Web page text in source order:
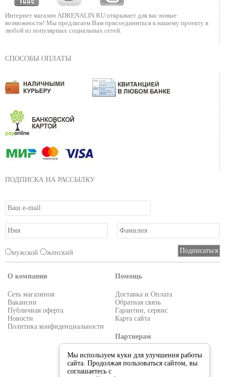
Интернет магазин ADRENALIN.RU открывает для вас новые
возможности! Мы предлагаем Вам присоединиться к нашему проекту в
любой из популярных социальных сетей.
СПОСОБЫ ОПЛАТЫ
ПОДПИСКА НА РАССЫЛКУ
мужской женский
О компании
Сеть магазинов
Вакансии
Публичная оферта
Новости
Политика конфиденциальности
Помощь
Доставка и Оплата
Обратная связь
Гарантии, сервис
Карта сайта
Партнерам
Условия работы
Реквизиты
Мы используем куки для улучшения работы
сайта. Продолжая пользоваться сайтом, вы
соглашаетесь с